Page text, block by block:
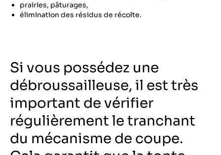
prairies, pâturages,
élimination des résidus de récolte.
Si vous possédez une
débroussailleuse, il est très
important de vérifier
régulièrement le tranchant
du mécanisme de coupe.